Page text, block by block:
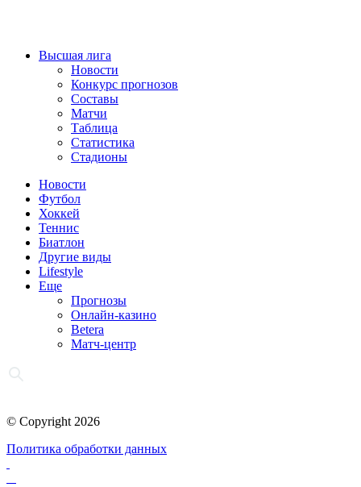
Высшая лига
Новости
Конкурс прогнозов
Составы
Матчи
Таблица
Статистика
Стадионы
Новости
Футбол
Хоккей
Теннис
Биатлон
Другие виды
Lifestyle
Еще
Прогнозы
Онлайн-казино
Betera
Матч-центр
© Copyright 2026
Политика обработки данных